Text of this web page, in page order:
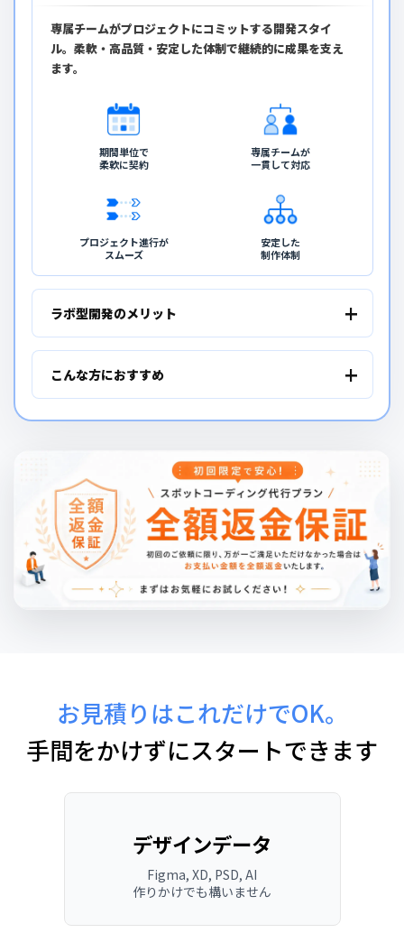
専属チームがプロジェクトにコミットする開発スタイ
ル。柔軟・高品質・安定した体制で継続的に成果を支え
ます。
期間単位で
柔軟に契約
専属チームが
一貫して対応
プロジェクト進行が
スムーズ
安定した
制作体制
ラボ型開発のメリット
こんな方におすすめ
お見積りはこれだけでOK。
手間をかけずにスタートできます
デザインデータ
Figma, XD, PSD, AI
作りかけでも構いません